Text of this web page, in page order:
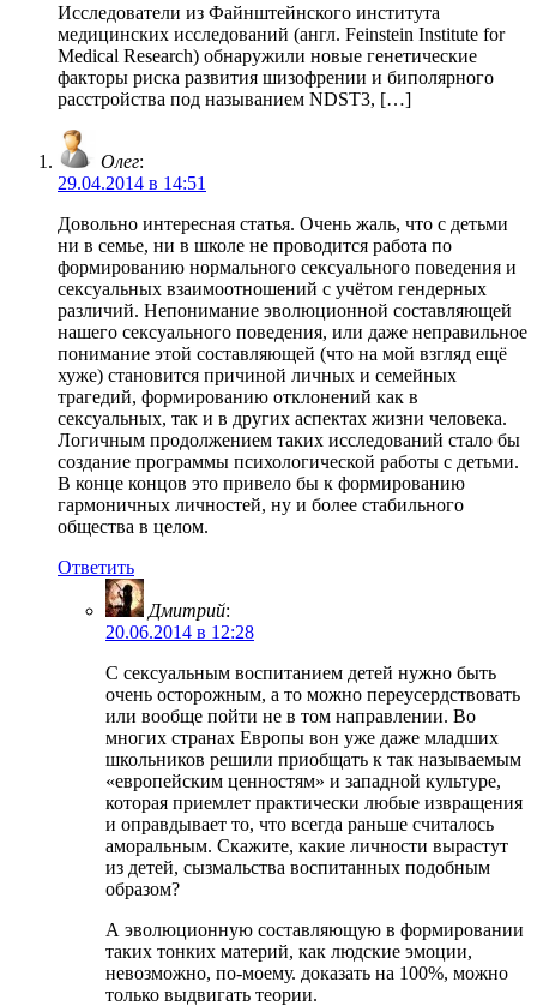
Исследователи из Файнштейнского института
медицинских исследований (англ. Feinstein Institute for
Medical Research) обнаружили новые генетические
факторы риска развития шизофрении и биполярного
расстройства под называнием NDST3, […]
Олег:
29.04.2014 в 14:51
Довольно интересная статья. Очень жаль, что с детьми
ни в семье, ни в школе не проводится работа по
формированию нормального сексуального поведения и
сексуальных взаимоотношений с учётом гендерных
различий. Непонимание эволюционной составляющей
нашего сексуального поведения, или даже неправильное
понимание этой составляющей (что на мой взгляд ещё
хуже) становится причиной личных и семейных
трагедий, формированию отклонений как в
сексуальных, так и в других аспектах жизни человека.
Логичным продолжением таких исследований стало бы
создание программы психологической работы с детьми.
В конце концов это привело бы к формированию
гармоничных личностей, ну и более стабильного
общества в целом.
Ответить
Дмитрий:
20.06.2014 в 12:28
С сексуальным воспитанием детей нужно быть
очень осторожным, а то можно переусердствовать
или вообще пойти не в том направлении. Во
многих странах Европы вон уже даже младших
школьников решили приобщать к так называемым
«европейским ценностям» и западной культуре,
которая приемлет практически любые извращения
и оправдывает то, что всегда раньше считалось
аморальным. Скажите, какие личности вырастут
из детей, сызмальства воспитанных подобным
образом?
А эволюционную составляющую в формировании
таких тонких материй, как людские эмоции,
невозможно, по-моему. доказать на 100%, можно
только выдвигать теории.